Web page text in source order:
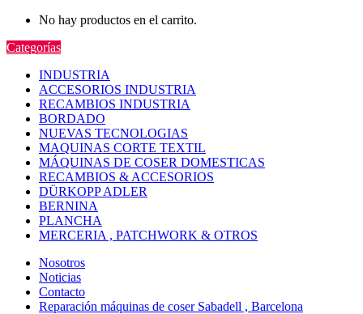
No hay productos en el carrito.
Categorías
INDUSTRIA
ACCESORIOS INDUSTRIA
RECAMBIOS INDUSTRIA
BORDADO
NUEVAS TECNOLOGIAS
MAQUINAS CORTE TEXTIL
MÁQUINAS DE COSER DOMESTICAS
RECAMBIOS & ACCESORIOS
DÜRKOPP ADLER
BERNINA
PLANCHA
MERCERIA , PATCHWORK & OTROS
Nosotros
Noticias
Contacto
Reparación máquinas de coser Sabadell , Barcelona